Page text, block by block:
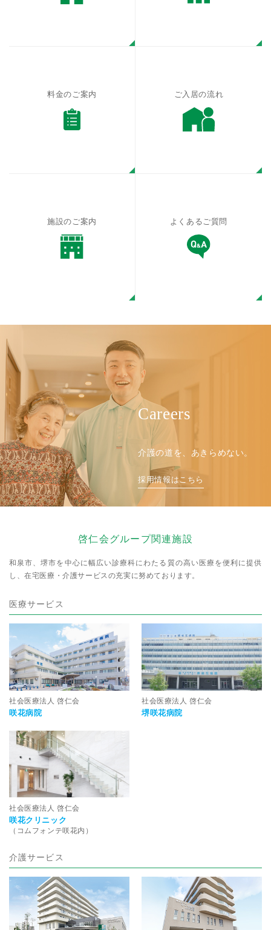
料金のご案内 ご入居の流れ
施設のご案内 よくあるご質問
Careers
介護の道を、あきらめない。
採用情報はこちら
啓仁会グループ関連施設
和泉市、堺市を中心に幅広い診療科にわたる質の高い医療を便利に提供
し、在宅医療・介護サービスの充実に努めております。
医療サービス
社会医療法人 啓仁会
咲花病院
社会医療法人 啓仁会
堺咲花病院
社会医療法人 啓仁会
咲花クリニック
（コムフォンテ咲花内）
介護サービス